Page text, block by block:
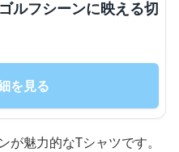
ルフシーンに映える切
を見る
魅力的なTシャツです。